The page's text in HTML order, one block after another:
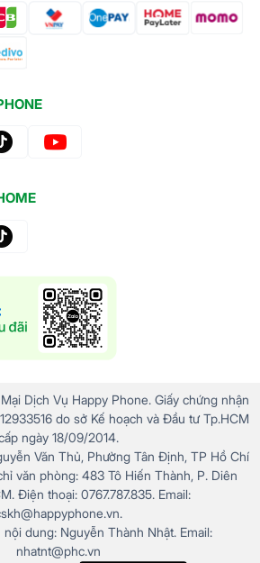
Dịch Vụ Happy Phone. Giấy chứng nhận
do sở Kế hoạch và Đầu tư Tp.HCM
ngày 18/09/2014.
Văn Thủ, Phường Tân Định, TP Hồ Chí
văn phòng: 483 Tô Hiến Thành, P. Diên
Điện thoại: 0767.787.835. Email:
dung: Nguyễn Thành Nhật. Email:
nhatnt@phc.vn